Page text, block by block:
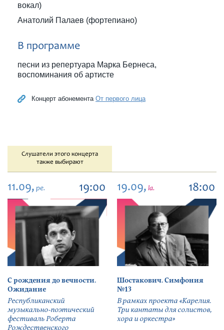
вокал)
Анатолий Палаев (фортепиано)
В программе
песни из репертуара Марка Бернеса,
воспоминания об артисте
Концерт абонемента От первого лица
Слушатели этого концерта
также выбирают
11.09, pe. 19:00
С рождения до вечности.
Ожидание
Республиканский
музыкально-поэтический
фестиваль Роберта
Рождественского
19.09, la. 18:00
Шостакович. Симфония
№13
В рамках проекта «Карелия.
Три кантаты для солистов,
хора и оркестра»